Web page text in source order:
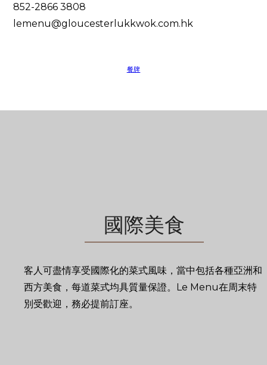
852-2866 3808
lemenu@gloucesterlukkwok.com.hk
餐牌
國際美食
客人可盡情享受國際化的菜式風味，當中包括各種亞洲和
西方美食，每道菜式均具質量保證。Le Menu在周末特
別受歡迎，務必提前訂座。